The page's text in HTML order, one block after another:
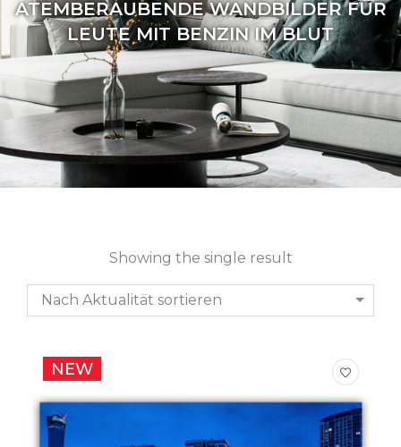
ATEMBERAUBENDE WANDBILDER FÜR
LEUTE MIT BENZIN IM BLUT
Showing the single result
Nach Aktualität sortieren
NEW